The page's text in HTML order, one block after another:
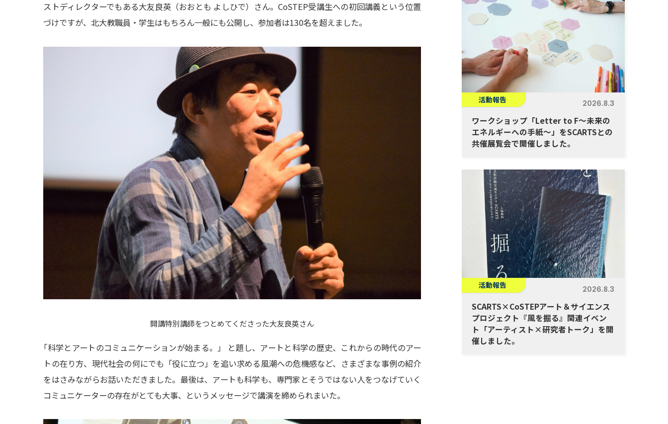
ストディレクターでもある大友良英（おおとも よしひで）さん。CoSTEP受講生への初回講義という位置
づけですが、北大教職員・学生はもちろん一般にも公開し、参加者は130名を超えました。
開講特別講師をつとめてくださった大友良英さん
「科学とアートのコミュニケーションが始まる。」 と題し、アートと科学の歴史、これからの時代のアー
トの在り方、現代社会の何にでも「役に立つ」を追い求める風潮への危機感など、さまざまな事例の紹介
をはさみながらお話いただきました。最後は、アートも科学も、専門家とそうではない人をつなげていく
コミュニケーターの存在がとても大事、というメッセージで講演を締められまいた。
活動報告 2026.8.3
ワークショップ「Letter to F～未来の
エネルギーへの手紙～」をSCARTSとの
共催展覧会で開催しました。
活動報告 2026.8.3
SCARTS×CoSTEPアート＆サイエンス
プロジェクト『風を掘る』関連イベン
ト「アーティスト×研究者トーク」を開
催しました。